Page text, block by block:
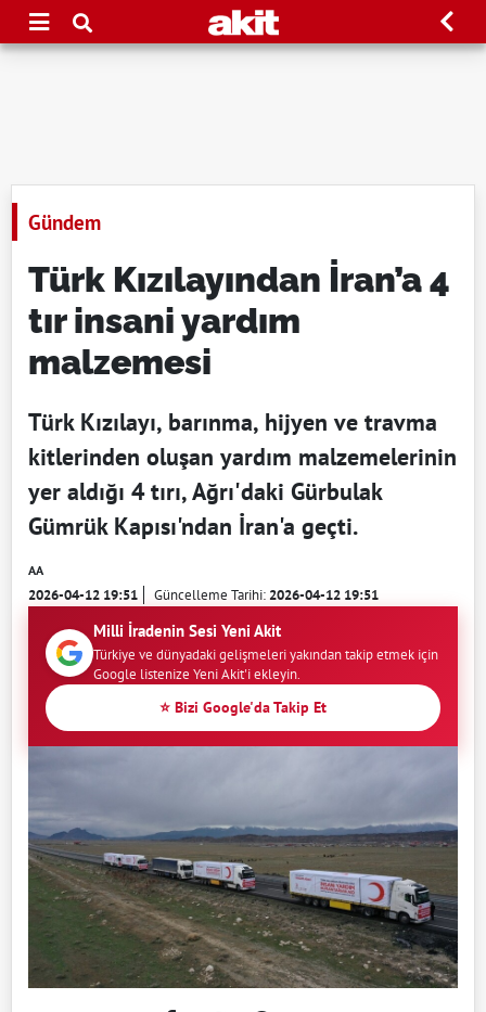
Gündem
Türk Kızılayından İran’a 4
tır insani yardım
malzemesi
Türk Kızılayı, barınma, hijyen ve travma
kitlerinden oluşan yardım malzemelerinin
yer aldığı 4 tırı, Ağrı'daki Gürbulak
Gümrük Kapısı'ndan İran'a geçti.
AA
2026-04-12 19:51 Güncelleme Tarihi:2026-04-12 19:51
Milli İradenin Sesi Yeni Akit
Türkiye ve dünyadaki gelişmeleri yakından takip etmek için
Google listenize Yeni Akit'i ekleyin.
⭐ Bizi Google'da Takip Et